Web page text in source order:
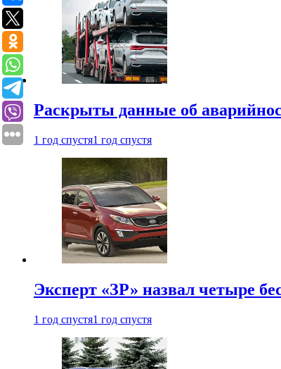
Раскрыты данные об
1 год спустя1 год спустя
Эксперт «ЗР» назвал четыре
1 год спустя1 год спустя